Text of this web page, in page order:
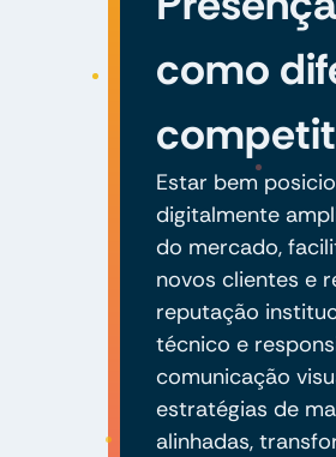
como
Estar bem
digitalmente
do mercado,
novos clientes e
reputação
técnico e
comunicação
estratégias de
alinhadas,